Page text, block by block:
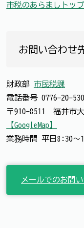
市税のあらましトッ
お問い合わせ
財政部 市民税課
電話番号 0776-20-
〒910-8511 福井市
【GoogleMap】
業務時間 平日8:30～
メールでのお問